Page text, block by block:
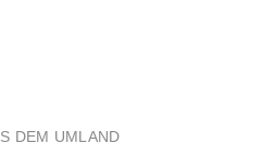
DEM UMLAND